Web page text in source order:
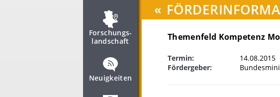
Forschungs­
landschaft
Neuigkeiten
«
Themenfeld Kompetenz
Termin:
14.08.2015
Fördergeber: